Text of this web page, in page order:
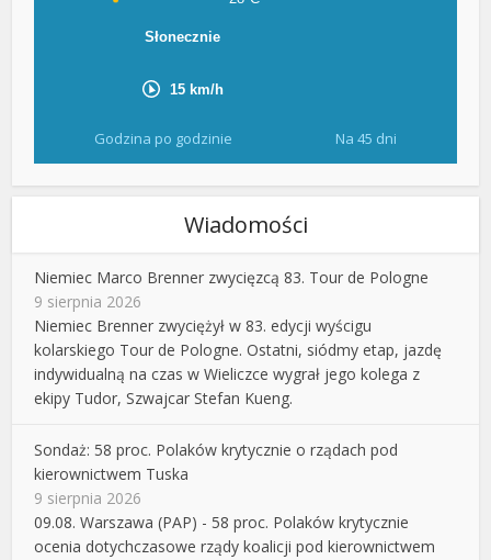
Godzina po godzinie Na 45 dni
Wiadomości
Niemiec Marco Brenner zwycięzcą 83. Tour de Pologne
9 sierpnia 2026
Niemiec Brenner zwyciężył w 83. edycji wyścigu
kolarskiego Tour de Pologne. Ostatni, siódmy etap, jazdę
indywidualną na czas w Wieliczce wygrał jego kolega z
ekipy Tudor, Szwajcar Stefan Kueng.
Sondaż: 58 proc. Polaków krytycznie o rządach pod
kierownictwem Tuska
9 sierpnia 2026
09.08. Warszawa (PAP) - 58 proc. Polaków krytycznie
ocenia dotychczasowe rządy koalicji pod kierownictwem